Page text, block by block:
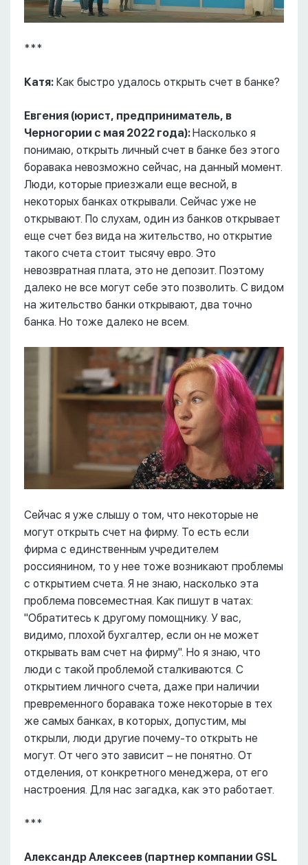
***
Катя: Как быстро удалось открыть счет в банке?
Евгения (юрист, предприниматель, в
Черногории с мая 2022 года):Насколько я
понимаю, открыть личный счет в банке без этого
боравака невозможно сейчас, на данный момент.
Люди, которые приезжали еще весной, в
некоторых банках открывали. Сейчас уже не
открывают. По слухам, один из банков открывает
еще счет без вида на жительство, но открытие
такого счета стоит тысячу евро. Это
невозвратная плата, это не депозит. Поэтому
далеко не все могут себе это позволить. С видом
на жительство банки открывают, два точно
банка. Но тоже далеко не всем.
Сейчас я уже слышу о том, что некоторые не
могут открыть счет на фирму. То есть если
фирма с единственным учредителем
россиянином, то у нее тоже возникают проблемы
с открытием счета. Я не знаю, насколько эта
проблема повсеместная. Как пишут в чатах:
"Обратитесь к другому помощнику. У вас,
видимо, плохой бухгалтер, если он не может
открывать вам счет на фирму". Но я знаю, что
люди с такой проблемой сталкиваются. С
открытием личного счета, даже при наличии
превременного боравака тоже некоторые в тех
же самых банках, в которых, допустим, мы
открыли, люди другие почему-то открыть не
могут. От чего это зависит – не понятно. От
отделения, от конкретного менеджера, от его
настроения. Для нас загадка, как это работает.
***
Александр Алексеев (партнер компании GSL